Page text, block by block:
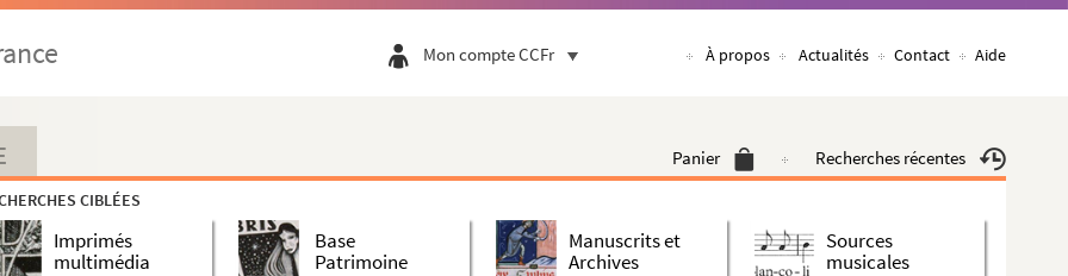
Mon compte CCFr À propos Actualités Contact Aide
Panier Recherches récentes
CIBLÉES
Imprimés
multimédia
Base
Patrimoine
Manuscrits et
Archives
Sources
musicales